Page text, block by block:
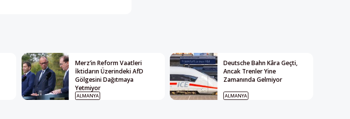
Merz’in Reform Vaatleri
İktidarın Üzerindeki AfD
Gölgesini Dağıtmaya
Yetmiyor
ALMANYA
Deutsche Bahn Kâra Geçti,
Ancak Trenler Yine
Zamanında Gelmiyor
ALMANYA